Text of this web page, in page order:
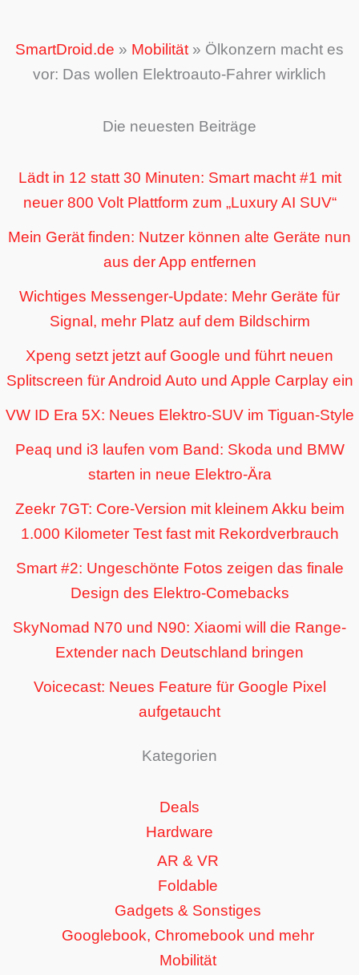
SmartDroid.de » Mobilität» Ölkonzern macht es
vor: Das wollen Elektroauto-Fahrer wirklich
Die neuesten Beiträge
Lädt in 12 statt 30 Minuten: Smart macht #1 mit
neuer 800 Volt Plattform zum „Luxury AI SUV“
Mein Gerät finden: Nutzer können alte Geräte nun
aus der App entfernen
Wichtiges Messenger-Update: Mehr Geräte für
Signal, mehr Platz auf dem Bildschirm
Xpeng setzt jetzt auf Google und führt neuen
Splitscreen für Android Auto und Apple Carplay ein
VW ID Era 5X: Neues Elektro-SUV im Tiguan-Style
Peaq und i3 laufen vom Band: Skoda und BMW
starten in neue Elektro-Ära
Zeekr 7GT: Core-Version mit kleinem Akku beim
1.000 Kilometer Test fast mit Rekordverbrauch
Smart #2: Ungeschönte Fotos zeigen das finale
Design des Elektro-Comebacks
SkyNomad N70 und N90: Xiaomi will die Range-
Extender nach Deutschland bringen
Voicecast: Neues Feature für Google Pixel
aufgetaucht
Kategorien
Deals
Hardware
AR & VR
Foldable
Gadgets & Sonstiges
Googlebook, Chromebook und mehr
Mobilität